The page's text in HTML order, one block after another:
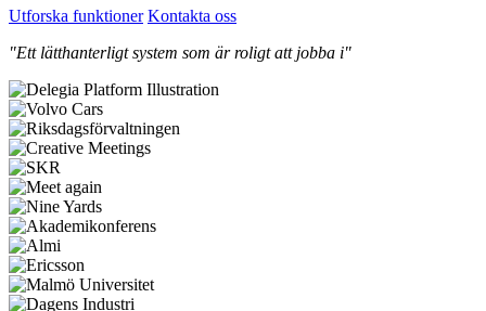
Utforska funktioner Kontakta oss
"Ett lätthanterligt system som är roligt att jobba i"